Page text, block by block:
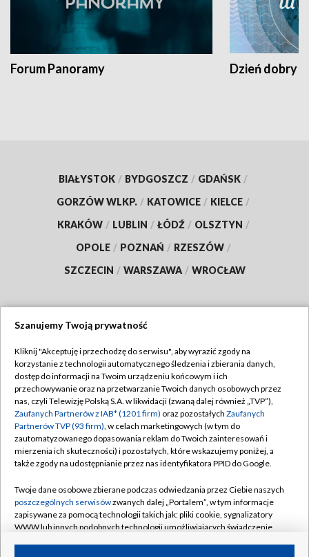
Forum Panoramy Dzień dobry
BIAŁYSTOK / BYDGOSZCZ / GDAŃSK /
GORZÓW WLKP. / KATOWICE / KIELCE /
KRAKÓW / LUBLIN / ŁÓDŹ / OLSZTYN /
OPOLE / POZNAŃ / RZESZÓW /
SZCZECIN / WARSZAWA / WROCŁAW
TVP
Abonament TVP
Emisja w TVP
Centrum informacji TVP
Naziemna Telewizja Cyfrowa
Rada Programowa
System NOS
Informacje o nadawcy
Regulamin TVP
Polityka prywatności
Moje zgody
Pomoc
Kontakt
Kanały
Szanujemy Twoją prywatność
Kliknij "Akceptuję i przechodzę do serwisu", aby wyrazić zgody na
korzystanie z technologii automatycznego śledzenia i zbierania danych,
dostęp do informacji na Twoim urządzeniu końcowym i ich
przechowywanie oraz na przetwarzanie Twoich danych osobowych przez
nas, czyli Telewizję Polską S.A. w likwidacji (zwaną dalej również „TVP”),
Zaufanych Partnerów z IAB* (1201 firm) oraz pozostałych Zaufanych
Partnerów TVP (93 firm), w celach marketingowych (w tym do
zautomatyzowanego dopasowania reklam do Twoich zainteresowań i
mierzenia ich skuteczności) i pozostałych, które wskazujemy poniżej, a
także zgody na udostępnianie przez nas identyfikatora PPID do Google.
Twoje dane osobowe zbierane podczas odwiedzania przez Ciebie naszych
poszczególnych serwisówzwanych dalej „Portalem”, w tym informacje
zapisywane za pomocą technologii takich jak: pliki cookie, sygnalizatory
WWW lub innych podobnych technologii umożliwiających świadczenie